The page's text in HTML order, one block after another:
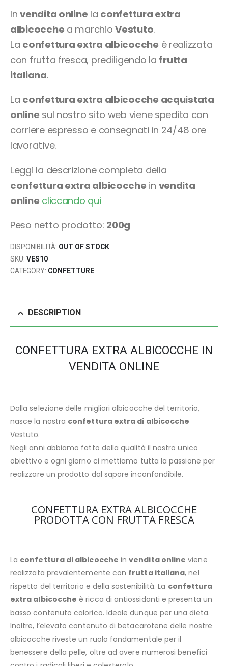
Invendita online la confettura extra
albicocche a marchioVestuto.
La confettura extra albicocche è realizzata
con frutta fresca, prediligendo la frutta
italiana.
La confettura extra albicocche acquistata
online sul nostro sito web viene spedita con
corriere espresso e consegnati in 24/48 ore
lavorative.
Leggi la descrizione completa della
confettura extra albicocche in vendita
online cliccando qui
Peso netto prodotto: 200g
DISPONIBILITÀ: OUT OF STOCK
SKU: VES10
CATEGORY: CONFETTURE
DESCRIPTION
CONFETTURA EXTRA ALBICOCCHE IN
VENDITA ONLINE
Dalla selezione delle migliori albicocche del territorio,
nasce la nostra confettura extra di albicocche
Vestuto.
Negli anni abbiamo fatto della qualità il nostro unico
obiettivo e ogni giorno ci mettiamo tutta la passione per
realizzare un prodotto dal sapore inconfondibile.
CONFETTURA EXTRA ALBICOCCHE
PRODOTTA CON FRUTTA FRESCA
La confettura di albicocche invendita online viene
realizzata prevalentemente con frutta italiana, nel
rispetto del territorio e della sostenibilità. La confettura
extra albicocche è ricca di antiossidanti e presenta un
basso contenuto calorico. Ideale dunque per una dieta.
Inoltre, l’elevato contenuto di betacarotene delle nostre
albicocche riveste un ruolo fondamentale per il
benessere della pelle, oltre ad avere numerosi benefici